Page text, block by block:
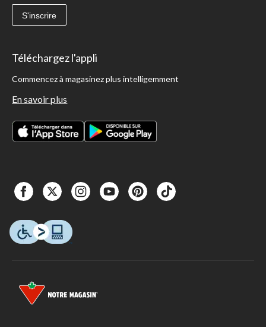
S'inscrire
Téléchargez l'appli
Commencez à magasinez plus intelligemment
En savoir plus